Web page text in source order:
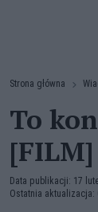
Strona główna
To
[FILM]
Data publikacji: 17
Ostatnia